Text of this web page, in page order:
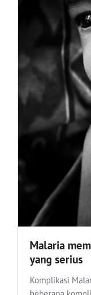
Malaria
yang serius
Komplikasi